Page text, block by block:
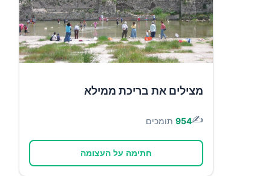
מצילים את בריכת ממילא
✍️
954 תומכים
חתימה על העצומה